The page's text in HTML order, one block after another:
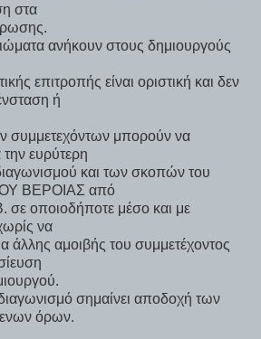
στα
ανήκουν στους δημιουργούς
επιτροπής είναι οριστική και δεν
ή
συμμετεχόντων μπορούν να
ευρύτερη
και των σκοπών του
ΒΕΡΟΙΑΣ από
σε οποιοδήποτε μέσο και με
να
άλλης αμοιβής του συμμετέχοντος
σημαίνει αποδοχή των
όρων.